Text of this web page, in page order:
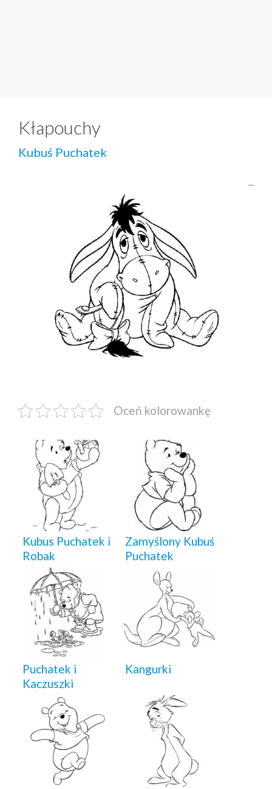
Kłapouchy
Kubuś Puchatek
Oceń kolorowankę
Kubus Puchatek i
Robak
Zamyślony Kubuś
Puchatek
Puchatek i
Kaczuszki
Kangurki